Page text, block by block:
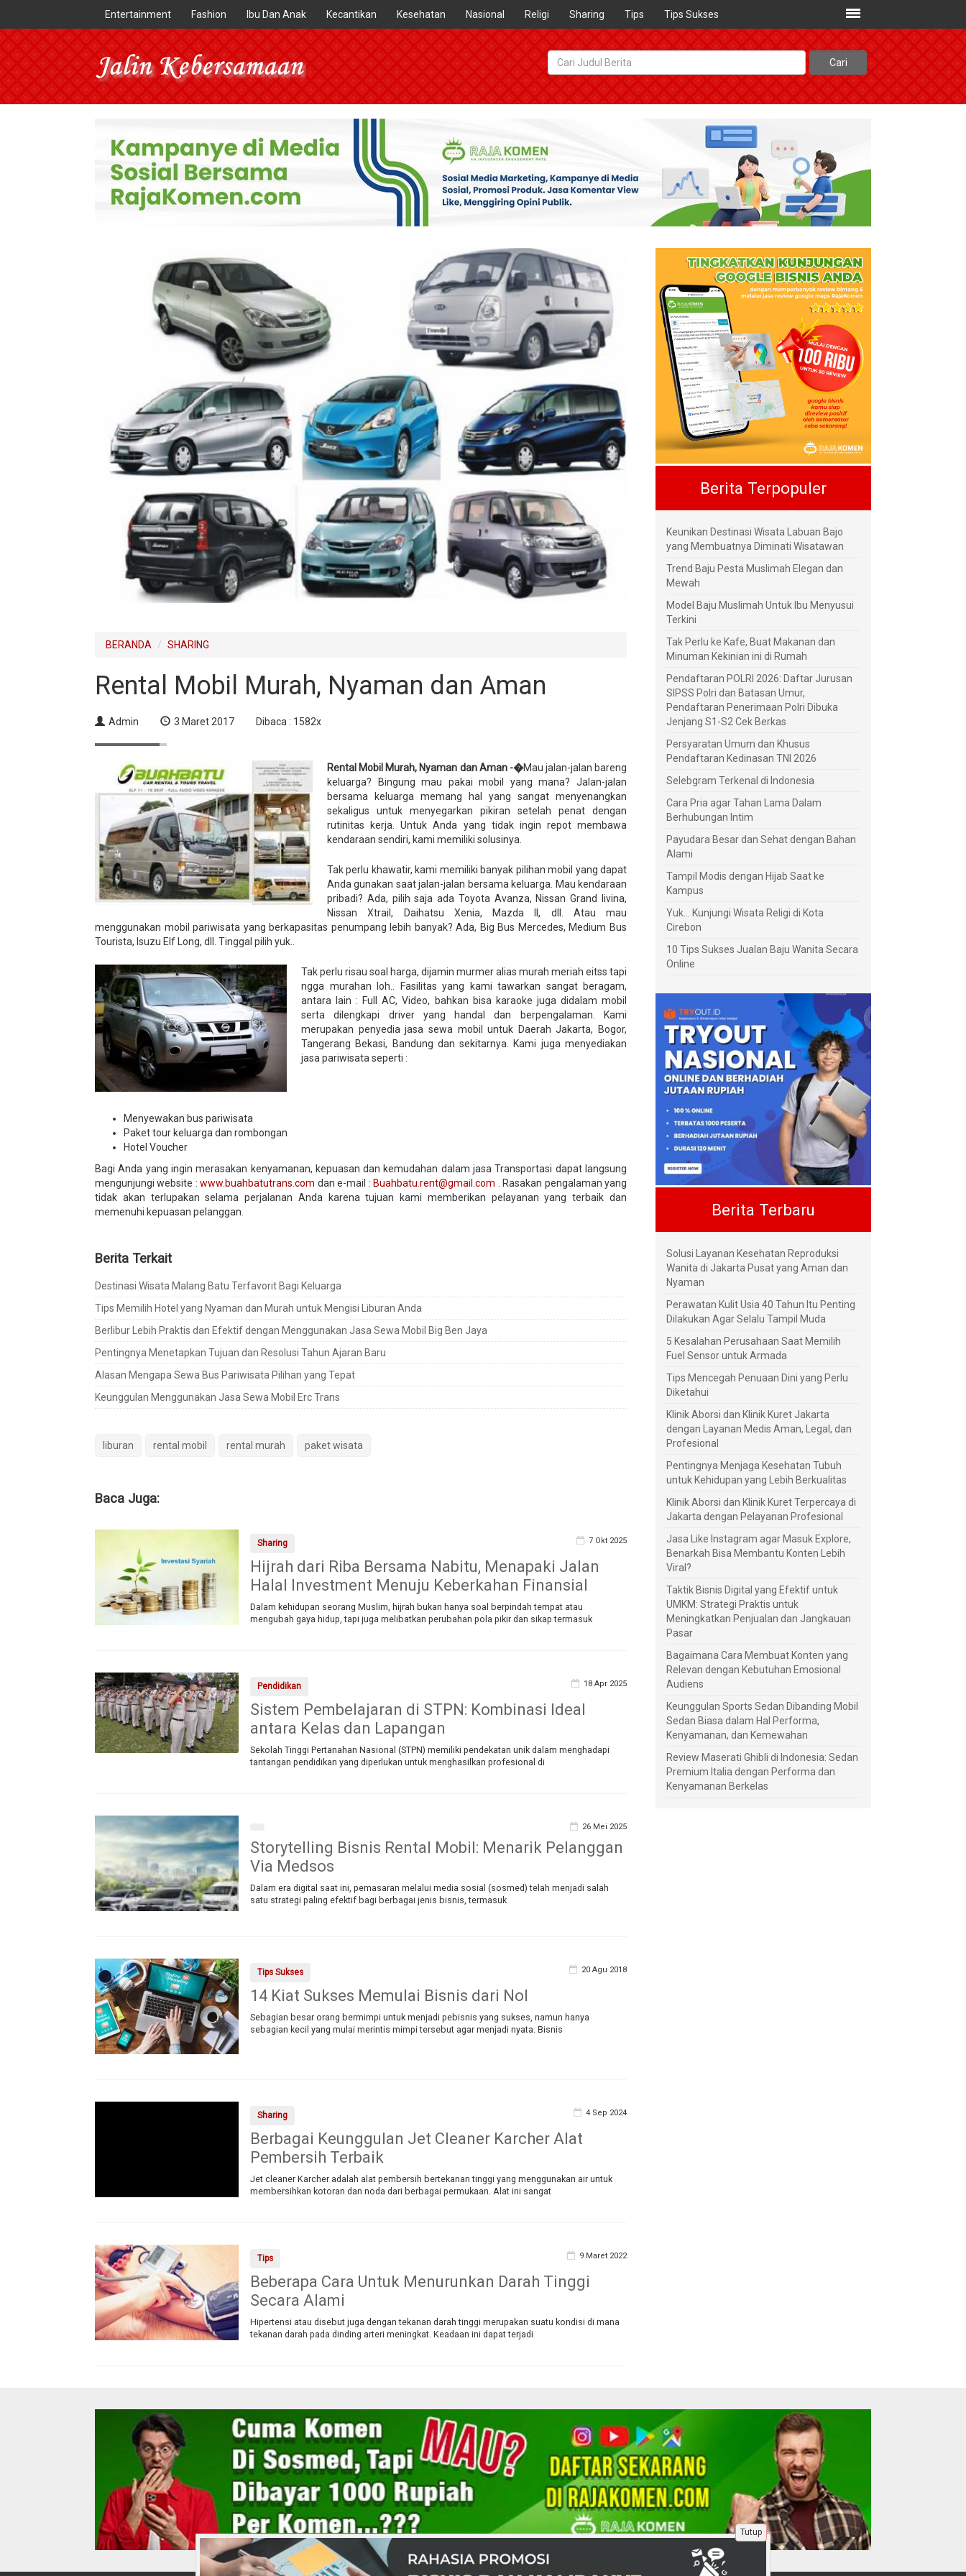
Entertainment Fashion Ibu Dan Anak Kecantikan Kesehatan Nasional Religi Sharing Tips Tips Sukses
BERANDA SHARING
Rental Mobil Murah, Nyaman dan Aman
Admin 3 Maret 2017 Dibaca : 1582x
Rental Mobil Murah, Nyaman dan Aman -�Mau jalan-jalan bareng
keluarga? Bingung mau pakai mobil yang mana? Jalan-jalan
bersama keluarga memang hal yang sangat menyenangkan
sekaligus untuk menyegarkan pikiran setelah penat dengan
rutinitas kerja. Untuk Anda yang tidak ingin repot membawa
kendaraan sendiri, kami memiliki solusinya.
Tak perlu khawatir, kami memiliki banyak pilihan mobil yang dapat
Anda gunakan saat jalan-jalan bersama keluarga. Mau kendaraan
pribadi? Ada, pilih saja ada Toyota Avanza, Nissan Grand livina,
Nissan Xtrail, Daihatsu Xenia, Mazda II, dll. Atau mau
menggunakan mobil pariwisata yang berkapasitas penumpang lebih banyak? Ada, Big Bus Mercedes, Medium Bus
Tourista, Isuzu Elf Long, dll. Tinggal pilih yuk..
Tak perlu risau soal harga, dijamin murmer alias murah meriah eitss tapi
ngga murahan loh.. Fasilitas yang kami tawarkan sangat beragam,
antara lain : Full AC, Video, bahkan bisa karaoke juga didalam mobil
serta dilengkapi driver yang handal dan berpengalaman. Kami
merupakan penyedia jasa sewa mobil untuk Daerah Jakarta, Bogor,
Tangerang Bekasi, Bandung dan sekitarnya. Kami juga menyediakan
jasa pariwisata seperti :
Menyewakan bus pariwisata
Paket tour keluarga dan rombongan
Hotel Voucher
Bagi Anda yang ingin merasakan kenyamanan, kepuasan dan kemudahan dalam jasa Transportasi dapat langsung
mengunjungi website :www.buahbatutrans.com dan e-mail : Buahbatu.rent@gmail.com . Rasakan pengalaman yang
tidak akan terlupakan selama perjalanan Anda karena tujuan kami memberikan pelayanan yang terbaik dan
memenuhi kepuasan pelanggan.
Berita Terkait
Destinasi Wisata Malang Batu Terfavorit Bagi Keluarga
Tips Memilih Hotel yang Nyaman dan Murah untuk Mengisi Liburan Anda
Berlibur Lebih Praktis dan Efektif dengan Menggunakan Jasa Sewa Mobil Big Ben Jaya
Pentingnya Menetapkan Tujuan dan Resolusi Tahun Ajaran Baru
Alasan Mengapa Sewa Bus Pariwisata Pilihan yang Tepat
Keunggulan Menggunakan Jasa Sewa Mobil Erc Trans
liburan rental mobil rental murah paket wisata
Baca Juga:
Sharing 7 Okt 2025
Hijrah dari Riba Bersama Nabitu, Menapaki Jalan
Halal Investment Menuju Keberkahan Finansial
Dalam kehidupan seorang Muslim, hijrah bukan hanya soal berpindah tempat atau
mengubah gaya hidup, tapi juga melibatkan perubahan pola pikir dan sikap termasuk
Pendidikan 18 Apr 2025
Sistem Pembelajaran di STPN: Kombinasi Ideal
antara Kelas dan Lapangan
Sekolah Tinggi Pertanahan Nasional (STPN) memiliki pendekatan unik dalam menghadapi
tantangan pendidikan yang diperlukan untuk menghasilkan profesional di
26 Mei 2025
Storytelling Bisnis Rental Mobil: Menarik Pelanggan
Via Medsos
Dalam era digital saat ini, pemasaran melalui media sosial (sosmed) telah menjadi salah
satu strategi paling efektif bagi berbagai jenis bisnis, termasuk
Tips Sukses 20 Agu 2018
14 Kiat Sukses Memulai Bisnis dari Nol
Sebagian besar orang bermimpi untuk menjadi pebisnis yang sukses, namun hanya
sebagian kecil yang mulai merintis mimpi tersebut agar menjadi nyata. Bisnis
Sharing 4 Sep 2024
Berbagai Keunggulan Jet Cleaner Karcher Alat
Pembersih Terbaik
Jet cleaner Karcher adalah alat pembersih bertekanan tinggi yang menggunakan air untuk
membersihkan kotoran dan noda dari berbagai permukaan. Alat ini sangat
Tips 9 Maret 2022
Beberapa Cara Untuk Menurunkan Darah Tinggi
Secara Alami
Hipertensi atau disebut juga dengan tekanan darah tinggi merupakan suatu kondisi di mana
tekanan darah pada dinding arteri meningkat. Keadaan ini dapat terjadi
Berita Terpopuler
Keunikan Destinasi Wisata Labuan Bajo
yang Membuatnya Diminati Wisatawan
Trend Baju Pesta Muslimah Elegan dan
Mewah
Model Baju Muslimah Untuk Ibu Menyusui
Terkini
Tak Perlu ke Kafe, Buat Makanan dan
Minuman Kekinian ini di Rumah
Pendaftaran POLRI 2026: Daftar Jurusan
SIPSS Polri dan Batasan Umur,
Pendaftaran Penerimaan Polri Dibuka
Jenjang S1-S2 Cek Berkas
Persyaratan Umum dan Khusus
Pendaftaran Kedinasan TNI 2026
Selebgram Terkenal di Indonesia
Cara Pria agar Tahan Lama Dalam
Berhubungan Intim
Payudara Besar dan Sehat dengan Bahan
Alami
Tampil Modis dengan Hijab Saat ke
Kampus
Yuk... Kunjungi Wisata Religi di Kota
Cirebon
10 Tips Sukses Jualan Baju Wanita Secara
Online
Berita Terbaru
Solusi Layanan Kesehatan Reproduksi
Wanita di Jakarta Pusat yang Aman dan
Nyaman
Perawatan Kulit Usia 40 Tahun Itu Penting
Dilakukan Agar Selalu Tampil Muda
5 Kesalahan Perusahaan Saat Memilih
Fuel Sensor untuk Armada
Tips Mencegah Penuaan Dini yang Perlu
Diketahui
Klinik Aborsi dan Klinik Kuret Jakarta
dengan Layanan Medis Aman, Legal, dan
Profesional
Pentingnya Menjaga Kesehatan Tubuh
untuk Kehidupan yang Lebih Berkualitas
Klinik Aborsi dan Klinik Kuret Terpercaya di
Jakarta dengan Pelayanan Profesional
Jasa Like Instagram agar Masuk Explore,
Benarkah Bisa Membantu Konten Lebih
Viral?
Taktik Bisnis Digital yang Efektif untuk
UMKM: Strategi Praktis untuk
Meningkatkan Penjualan dan Jangkauan
Pasar
Bagaimana Cara Membuat Konten yang
Relevan dengan Kebutuhan Emosional
Audiens
Keunggulan Sports Sedan Dibanding Mobil
Sedan Biasa dalam Hal Performa,
Kenyamanan, dan Kemewahan
Review Maserati Ghibli di Indonesia: Sedan
Premium Italia dengan Performa dan
Kenyamanan Berkelas
Tutup